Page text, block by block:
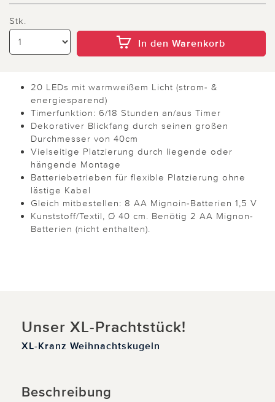
Stk.
In den Warenkorb
20 LEDs mit warmweißem Licht (strom- &
energiesparend)
Timerfunktion: 6/18 Stunden an/aus Timer
Dekorativer Blickfang durch seinen großen
Durchmesser von 40cm
Vielseitige Platzierung durch liegende oder
hängende Montage
Batteriebetrieben für flexible Platzierung ohne
lästige Kabel
Gleich mitbestellen: 8 AA Mignoin-Batterien 1,5 V
Kunststoff/Textil, Ø 40 cm. Benötig 2 AA Mignon-
Batterien (nicht enthalten).
Unser XL-Prachtstück!
XL-Kranz Weihnachtskugeln
Beschreibung